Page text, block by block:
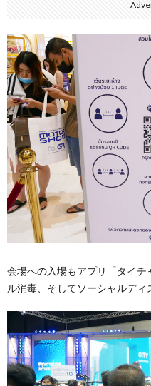
会場への入場もアプリ「タイ
ル消毒、そしてソーシャルディ